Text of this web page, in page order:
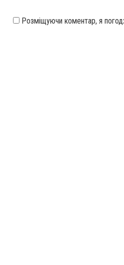
Розміщуючи коментар, я